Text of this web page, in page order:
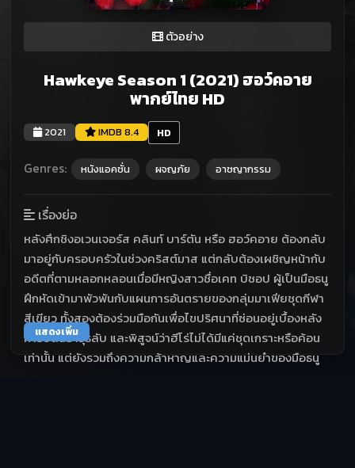
ตัวอย่าง
Hawkeye Season 1 (2021) ฮอว์คอาย
พากย์ไทย HD
2021 IMDB 8.4 HD
Genres: หนังแอคชั่น ผจญภัย อาชญากรรม
เรื่องย่อ
หลังศึกชิงอเวนเจอร์ส คลินท์ บาร์ตัน หรือ ฮอว์คอาย ต้องกลับ
มาอยู่กับครอบครัวในช่วงคริสต์มาส แต่กลับต้องเผชิญหน้ากับ
อดีตที่ตามหลอกหลอนเมื่อมีหญิงสาวชื่อเคท บิชอป ผู้เป็นมือธนู
ฝึกหัดเข้ามาพัวพันกับแผนการอันตรายของกลุ่มมาเฟียชุดกีฬา
สีเขียว ทั้งสองต้องร่วมมือกันเพื่อไขปริศนาที่ซ่อนอยู่เบื้องหลัง
การปล้นอาวุธลับ และพิสูจน์ว่าฮีโร่ไม่ได้มีแค่ชุดเกราะหรือค้อน
เท่านั้น แต่ยังรวมถึงความกล้าหาญและความแม่นยำของมือธนู
แสดงเพิ่ม